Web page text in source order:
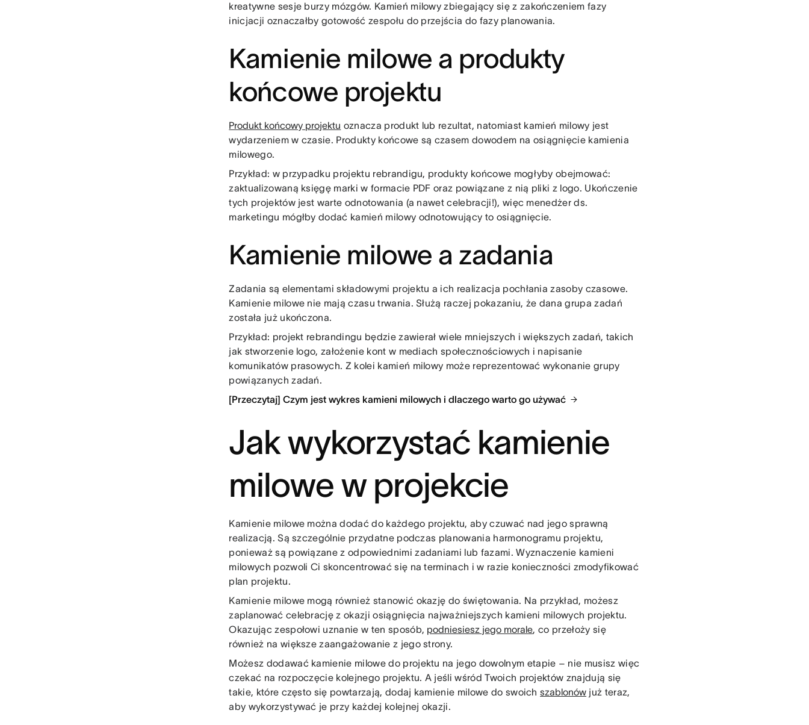
kreatywne sesje burzy mózgów. Kamień milowy zbiegający się z zakończeniem fazy
inicjacji oznaczałby gotowość zespołu do przejścia do fazy planowania.
Kamienie milowe a produkty
końcowe projektu
Produkt końcowy projektu oznacza produkt lub rezultat, natomiast kamień milowy jest
wydarzeniem w czasie. Produkty końcowe są czasem dowodem na osiągnięcie kamienia
milowego.
Przykład: w przypadku projektu rebrandigu, produkty końcowe mogłyby obejmować:
zaktualizowaną księgę marki w formacie PDF oraz powiązane z nią pliki z logo. Ukończenie
tych projektów jest warte odnotowania (a nawet celebracji!), więc menedżer ds.
marketingu mógłby dodać kamień milowy odnotowujący to osiągnięcie.
Kamienie milowe a zadania
Zadania są elementami składowymi projektu a ich realizacja pochłania zasoby czasowe.
Kamienie milowe nie mają czasu trwania. Służą raczej pokazaniu, że dana grupa zadań
została już ukończona.
Przykład: projekt rebrandingu będzie zawierał wiele mniejszych i większych zadań, takich
jak stworzenie logo, założenie kont w mediach społecznościowych i napisanie
komunikatów prasowych. Z kolei kamień milowy może reprezentować wykonanie grupy
powiązanych zadań.
[Przeczytaj] Czym jest wykres kamieni milowych i dlaczego warto go używać
Jak wykorzystać kamienie
milowe w projekcie
Kamienie milowe można dodać do każdego projektu, aby czuwać nad jego sprawną
realizacją. Są szczególnie przydatne podczas planowania harmonogramu projektu,
ponieważ są powiązane z odpowiednimi zadaniami lub fazami. Wyznaczenie kamieni
milowych pozwoli Ci skoncentrować się na terminach i w razie konieczności zmodyfikować
plan projektu.
Kamienie milowe mogą również stanowić okazję do świętowania. Na przykład, możesz
zaplanować celebrację z okazji osiągnięcia najważniejszych kamieni milowych projektu.
Okazując zespołowi uznanie w ten sposób, podniesiesz jego morale, co przełoży się
również na większe zaangażowanie z jego strony.
Możesz dodawać kamienie milowe do projektu na jego dowolnym etapie – nie musisz więc
czekać na rozpoczęcie kolejnego projektu. A jeśli wśród Twoich projektów znajdują się
takie, które często się powtarzają, dodaj kamienie milowe do swoichszablonów już teraz,
aby wykorzystywać je przy każdej kolejnej okazji.